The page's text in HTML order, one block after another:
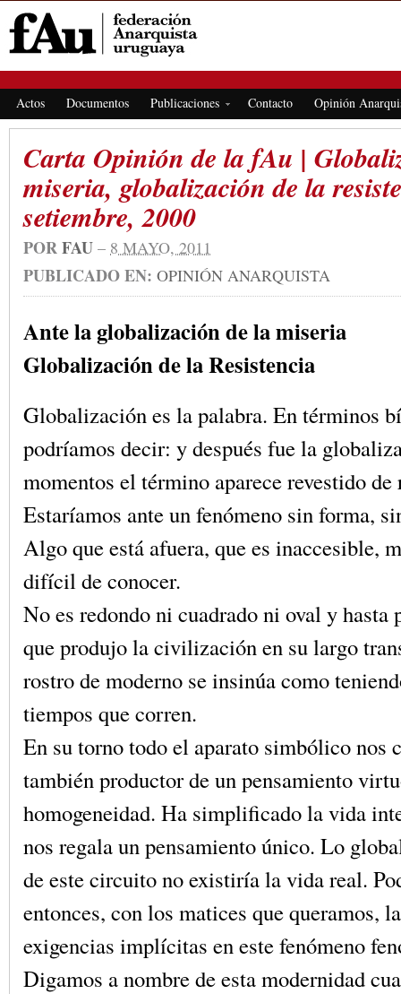
Actos Documentos Publicaciones Contacto Opinión
Carta Opinión de la fAu |
miseria, globalización de la
setiembre, 2000
PORFAU – 8 MAYO, 2011
PUBLICADO EN: OPINIÓN ANARQUISTA
Ante la globalización de la miseria
Globalización de la Resistencia
Globalización es la palabra. En términos
podríamos decir: y después fue la
momentos el término aparece revestido
Estaríamos ante un fenómeno sin forma,
Algo que está afuera, que es inaccesible,
difícil de conocer.
No es redondo ni cuadrado ni oval y hasta
que produjo la civilización en su largo
rostro de moderno se insinúa como
tiempos que corren.
En su torno todo el aparato simbólico nos
también productor de un pensamiento
homogeneidad. Ha simplificado la vida
nos regala un pensamiento único. Lo
de este circuito no existiría la vida real.
entonces, con los matices que queramos,
exigencias implícitas en este fenómeno
Digamos a nombre de esta modernidad